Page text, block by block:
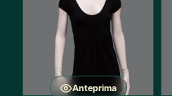
Anteprima